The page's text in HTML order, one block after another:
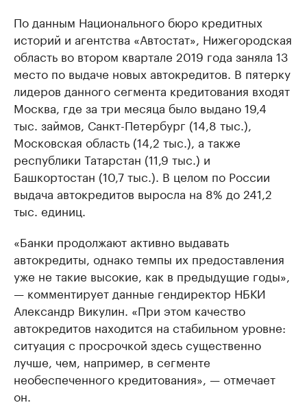
По данным Национального бюро кредитных
историй и агентства «Автостат», Нижегородская
область во втором квартале 2019 года заняла 13
место по выдаче новых автокредитов. В пятерку
лидеров данного сегмента кредитования входят
Москва, где за три месяца было выдано 19,4
тыс. займов, Санкт-Петербург (14,8 тыс.),
Московская область (14,2 тыс.), а также
республики Татарстан (11,9 тыс.) и
Башкортостан (10,7 тыс.). В целом по России
выдача автокредитов выросла на 8% до 241,2
тыс. единиц.
«Банки продолжают активно выдавать
автокредиты, однако темпы их предоставления
уже не такие высокие, как в предыдущие годы»,
— комментирует данные гендиректор НБКИ
Александр Викулин. «При этом качество
автокредитов находится на стабильном уровне:
ситуация с просрочкой здесь существенно
лучше, чем, например, в сегменте
необеспеченного кредитования», — отмечает
он.